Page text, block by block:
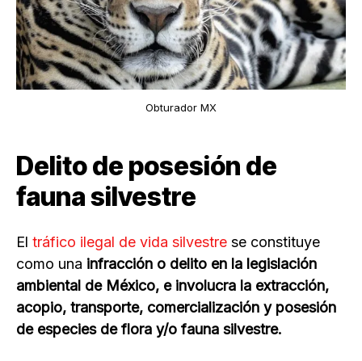
Obturador MX
Delito de posesión de
fauna silvestre
El tráfico ilegal de vida silvestre se constituye
como una infracción o delito en la legislación
ambiental de México, e involucra la extracción,
acopio, transporte, comercialización y posesión
de especies de flora y/o fauna silvestre.